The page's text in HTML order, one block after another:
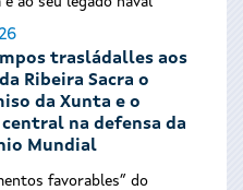
trasládalles aos
Ribeira Sacra o
da Xunta e o
na defensa da
Mundial
favorables” do